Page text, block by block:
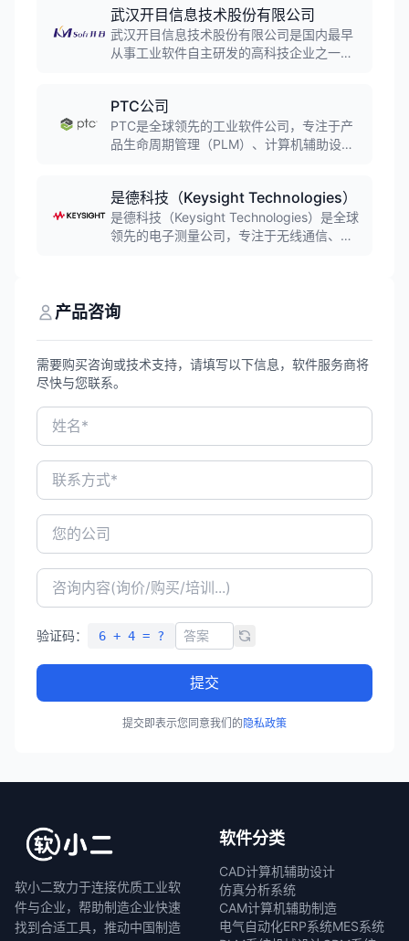
青翼CAE、青翼CAM、青翼PLM等系列产品,
服务2000多家高端制造业客户,覆盖汽车、
装备制造、高科技电子等多个行业领域。
武汉开目信息技术股份有限公司
武汉开目信息技术股份有限公司是国内最早
从事工业软件自主研发的高科技企业之一，
生产制造等业务过程的一体化智能制造解决
方案，是中国高端工业软件领导品牌和领先
的PLM产品解决方案供应商。
PTC公司
PTC是全球领先的工业软件公司，专注于产
品生命周期管理（PLM）、计算机辅助设计
维设计软件、Windchill PLM平台、
ThingWorx物联网平台等，服务全球超过
50,000家客户，广泛应用于航空航天、汽
是德科技（Keysight Technologies）
是德科技（Keysight Technologies）是全球
领先的电子测量公司，专注于无线通信、航
程电子设计自动化软件和测量仪器，帮助客
产品咨询
需要购买咨询或技术支持，请填写以下信息，软件服务商将
尽快与您联系。
验证码： 6 + 4 = ?
提交
提交即表示您同意我们的隐私政策
软小二致力于连接优质工业软
件与企业，帮助制造企业快速
找到合适工具，推动中国制造
软件分类
CAD计算机辅助设计
仿真分析系统
CAM计算机辅助制造
电气自动化ERP系统MES系统